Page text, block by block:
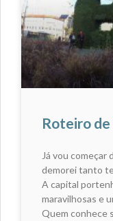
Roteiro de
Já vou começar
demorei tanto
A capital
maravilhosas e
Quem conhece